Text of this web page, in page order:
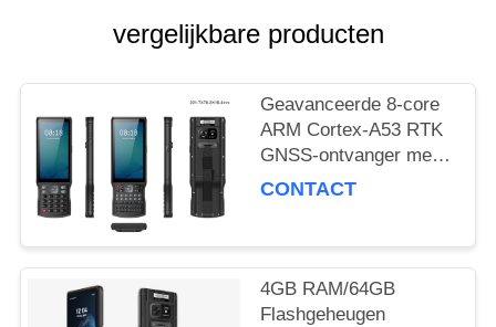
vergelijkbare producten
Geavanceerde 8-core
ARM Cortex-A53 RTK
GNSS-ontvanger met
51 toetsen en 1
CONTACT
4GB RAM/64GB
Flashgeheugen